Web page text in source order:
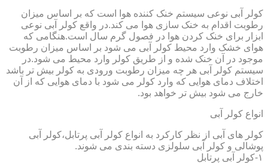
کولر آبی نوعی سیستم خنک کننده هوا است که بر اساس میزان
رطوبت اقدام به خنک سازی هوا می کند.در واقع کولر آبی نوعی
ابزار برای خنک کردن هوا در فصول گرم سال است.هنگامی که
هوای خشک وارد محیط کولر آبی می شود بر اساس میزان رطوبت
موجود در آن خنک شده و از طریق کولر وارد محیط می شود.در
سیستم کولر آبی هر چه میزان رطوبت ورودی به کولر بیش تر باشد
اختلاف دمای هوایی که وارد کولر می شود با دمای هوایی که از آن
خارج می شود بیش تر خواهد بود.
انواع کولر آبی
کولر های آبی از نظر کارکرد به انواع کولر آبی پرتابل،کولر آبی
پوشالی و کولر آبی سلولزی دسته بندی می شوند.
۱-کولر آبی پرتابل